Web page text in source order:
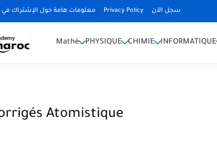
معلومات هامة حول الإشتراك Privacy Policy سجل الآن
Mathé PHYSIQUE CHIMIE INFORMATIQUE
Atomistique